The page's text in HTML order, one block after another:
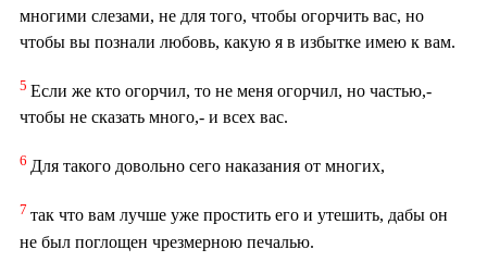
многими слезами, не для того, чтобы огорчить вас, но
чтобы вы познали любовь, какую я в избытке имею к вам.
5 Если же кто огорчил, то не меня огорчил, но частью,-
чтобы не сказать много,- и всех вас.
6 Для такого довольно сего наказания от многих,
7 так что вам лучше уже простить его и утешить, дабы он
не был поглощен чрезмерною печалью.